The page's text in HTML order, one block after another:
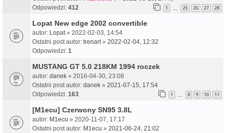
Odpowiedzi: 412 1 25 26 27 28
Lopat New edge 2002 convertible
autor: Lopat» 2022-02-03, 14:54
Ostatni post autor: trenart» 2022-02-04, 12:32
Odpowiedzi: 1
MUSTANG GT 5.0 218KM 1994 roczek
autor: danek » 2016-04-30, 23:08
Ostatni post autor: danek » 2021-07-15, 17:54
Odpowiedzi: 163 1 8 9 10 11
[M1ecu] Czerwony SN95 3.8L
autor: M1ecu » 2020-11-07, 17:17
Ostatni post autor: M1ecu » 2021-06-24, 21:02